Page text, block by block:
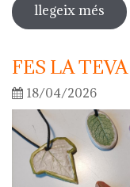
llegeix més
FES LA
18/04/2026